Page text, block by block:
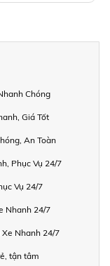
Chóng
Giá Tốt
An Toàn
Phục Vụ 24/7
Vụ 24/7
Nhanh 24/7
Xe Nhanh 24/7
tận tâm